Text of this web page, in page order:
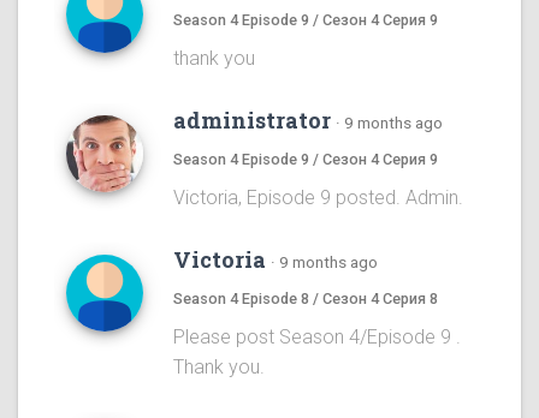
Season 4 Episode 9 / Сезон 4 Серия 9
thank you
administrator · 9 months ago
Season 4 Episode 9 / Сезон 4 Серия 9
Victoria, Episode 9 posted. Admin.
Victoria · 9 months ago
Season 4 Episode 8 / Сезон 4 Серия 8
Please post Season 4/Episode 9 .
Thank you.